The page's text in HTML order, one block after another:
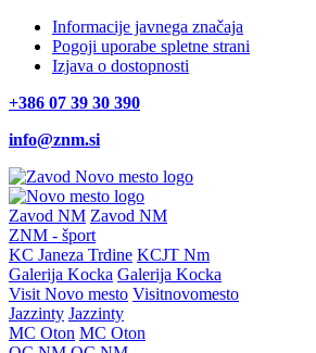
Informacije javnega značaja
Pogoji uporabe spletne strani
Izjava o dostopnosti
+386 07 39 30 390
info@znm.si
Zavod NM Zavod NM
ZNM - šport
KC Janeza Trdine KCJT Nm
Galerija Kocka Galerija Kocka
Visit Novo mesto Visitnovomesto
Jazzinty Jazzinty
MC Oton MC Oton